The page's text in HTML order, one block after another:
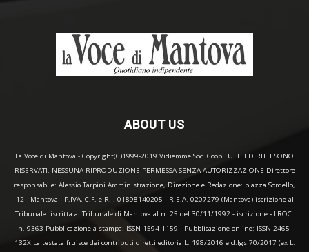
ABOUT US
La Voce di Mantova - Copyright(C)1999-2019 Vidiemme Soc. Coop TUTTI I DIRITTI SONO
RISERVATI. NESSUNA RIPRODUZIONE PERMESSA SENZA AUTORIZZAZIONE Direttore
responsabile: Alessio Tarpini Amministrazione, Direzione e Redazione: piazza Sordello,
12 - Mantova - P.IVA, C.F. e R.I. 01898140205 - R.E.A. 0207279 (Mantova) iscrizione al
Tribunale: iscritta al Tribunale di Mantova al n. 25 del 30/11/1992 - iscrizione al ROC:
n. 9363 Pubblicazione a stampa: ISSN 1594-1159 - Pubblicazione online: ISSN 2465-
132X La testata fruisce dei contributi diretti editoria L. 198/2016 e d.lgs 70/2017 (ex L.